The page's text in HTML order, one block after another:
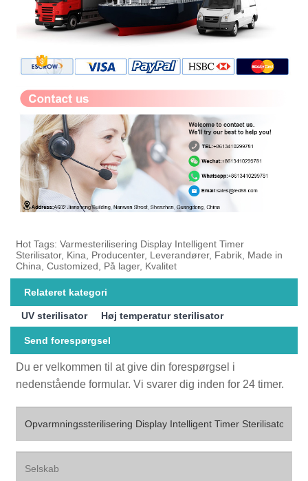
Hot Tags: Varmesterilisering Display Intelligent Timer
Sterilisator, Kina, Producenter, Leverandører, Fabrik, Made in
China, Customized, På lager, Kvalitet
Relateret kategori
UV sterilisator Høj temperatur sterilisator
Send forespørgsel
Du er velkommen til at give din forespørgsel i
nedenstående formular. Vi svarer dig inden for 24 timer.